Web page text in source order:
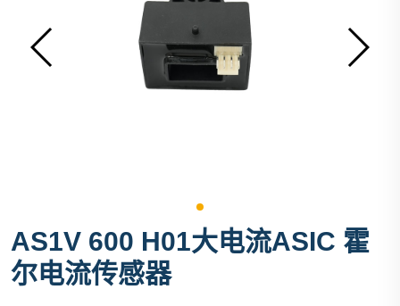
AS1V 600 H01大电流ASIC 霍
尔电流传感器